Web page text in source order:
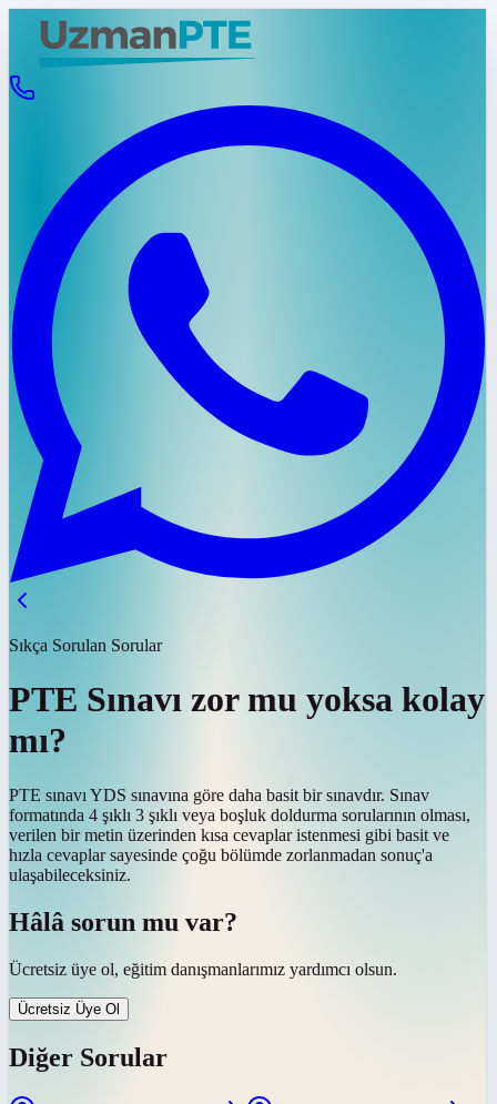
Sıkça Sorulan Sorular
PTE Sınavı zor mu yoksa kolay
mı?
PTE sınavı YDS sınavına göre daha basit bir sınavdır. Sınav
formatında 4 şıklı 3 şıklı veya boşluk doldurma sorularının olması,
verilen bir metin üzerinden kısa cevaplar istenmesi gibi basit ve
hızla cevaplar sayesinde çoğu bölümde zorlanmadan sonuç'a
ulaşabileceksiniz.
Hâlâ sorun mu var?
Ücretsiz üye ol, eğitim danışmanlarımız yardımcı olsun.
Ücretsiz Üye Ol
Diğer Sorular